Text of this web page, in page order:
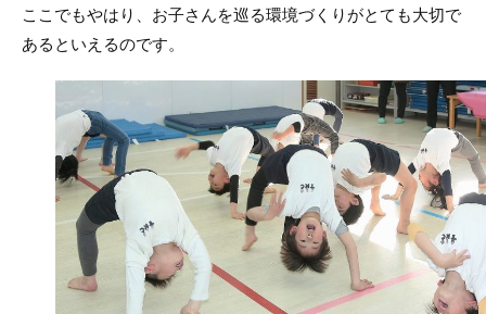
ここでもやはり、お子さんを巡る環境づくりがとても大切で
あるといえるのです。